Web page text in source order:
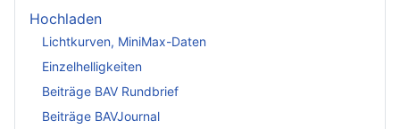
Hochladen
Lichtkurven, MiniMax-Daten
Einzelhelligkeiten
Beiträge BAV Rundbrief
Beiträge BAVJournal